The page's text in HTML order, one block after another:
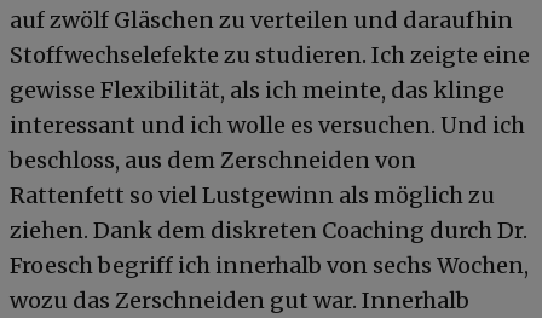
auf zwölf Gläschen zu verteilen und daraufhin
Stoffwechselefekte zu studieren. Ich zeigte eine
gewisse Flexibilität, als ich meinte, das klinge
interessant und ich wolle es versuchen. Und ich
beschloss, aus dem Zerschneiden von
Rattenfett so viel Lustgewinn als möglich zu
ziehen. Dank dem diskreten Coaching durch Dr.
Froesch begriff ich innerhalb von sechs Wochen,
wozu das Zerschneiden gut war. Innerhalb